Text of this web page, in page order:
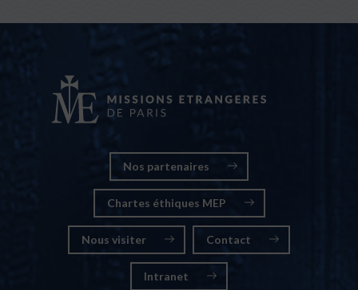
Nos partenaires
Chartes éthiques MEP
Nous visiter Contact
Intranet